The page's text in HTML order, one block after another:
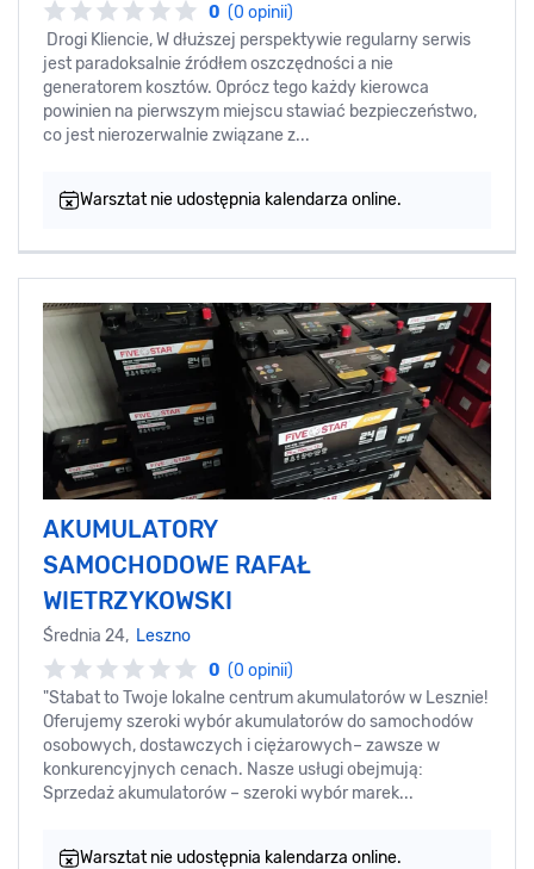
0 (0 opinii)
Drogi Kliencie, W dłuższej perspektywie regularny serwis
jest paradoksalnie źródłem oszczędności a nie
generatorem kosztów. Oprócz tego każdy kierowca
powinien na pierwszym miejscu stawiać bezpieczeństwo,
co jest nierozerwalnie związane z...
Warsztat nie udostępnia kalendarza online.
AKUMULATORY
SAMOCHODOWE RAFAŁ
WIETRZYKOWSKI
Średnia 24, Leszno
0 (0 opinii)
"Stabat to Twoje lokalne centrum akumulatorów w Lesznie!
Oferujemy szeroki wybór akumulatorów do samochodów
osobowych, dostawczych i ciężarowych– zawsze w
konkurencyjnych cenach. Nasze usługi obejmują:
Sprzedaż akumulatorów – szeroki wybór marek...
Warsztat nie udostępnia kalendarza online.